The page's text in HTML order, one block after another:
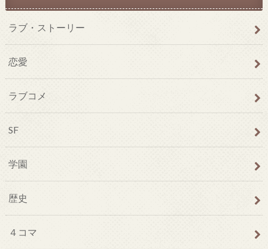
ラブ・ストーリー
恋愛
ラブコメ
SF
学園
歴史
４コマ